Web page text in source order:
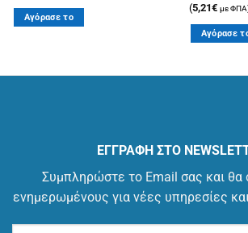
Αγόρασε το
(5,21€ με
Αγόρασε
ΕΓΓΡΑΦΗ ΣΤΟ
Συμπληρώστε το Email σας και θα
ενημερωμένους για νέες υπηρεσίες